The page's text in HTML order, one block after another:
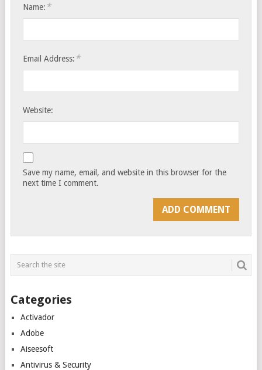
Name: *
Email Address: *
Website:
Save my name, email, and website in this browser for the
next time I comment.
Categories
Activador
Adobe
Aiseesoft
Antivirus & Security